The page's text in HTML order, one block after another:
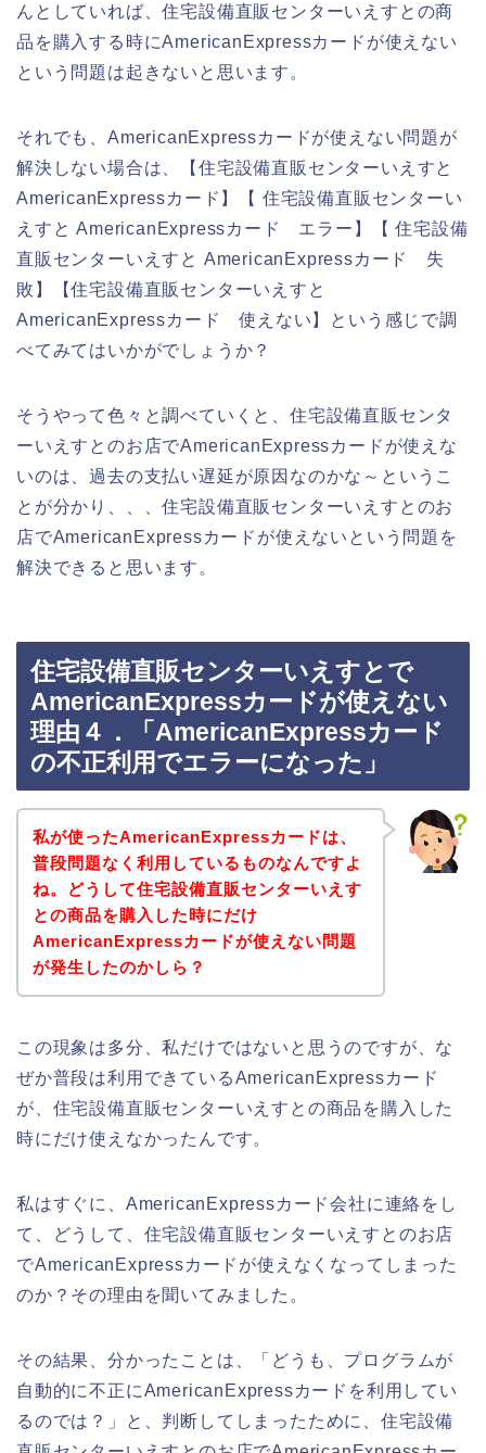
んとしていれば、住宅設備直販センターいえすとの商
品を購入する時にAmericanExpressカードが使えない
という問題は起きないと思います。
それでも、AmericanExpressカードが使えない問題が
解決しない場合は、【住宅設備直販センターいえすと
AmericanExpressカード】【 住宅設備直販センターい
えすと AmericanExpressカード エラー】【 住宅設備
直販センターいえすと AmericanExpressカード 失
敗】【住宅設備直販センターいえすと
AmericanExpressカード 使えない】という感じで調
べてみてはいかがでしょうか？
そうやって色々と調べていくと、住宅設備直販センタ
ーいえすとのお店でAmericanExpressカードが使えな
いのは、過去の支払い遅延が原因なのかな～というこ
とが分かり、、、住宅設備直販センターいえすとのお
店でAmericanExpressカードが使えないという問題を
解決できると思います。
住宅設備直販センターいえすとで
AmericanExpressカードが使えない
理由４．「AmericanExpressカード
の不正利用でエラーになった」
私が使ったAmericanExpressカードは、
普段問題なく利用しているものなんですよ
ね。どうして住宅設備直販センターいえす
との商品を購入した時にだけ
AmericanExpressカードが使えない問題
が発生したのかしら？
この現象は多分、私だけではないと思うのですが、な
ぜか普段は利用できているAmericanExpressカード
が、住宅設備直販センターいえすとの商品を購入した
時にだけ使えなかったんです。
私はすぐに、AmericanExpressカード会社に連絡をし
て、どうして、住宅設備直販センターいえすとのお店
でAmericanExpressカードが使えなくなってしまった
のか？その理由を聞いてみました。
その結果、分かったことは、「どうも、プログラムが
自動的に不正にAmericanExpressカードを利用してい
るのでは？」と、判断してしまったために、住宅設備